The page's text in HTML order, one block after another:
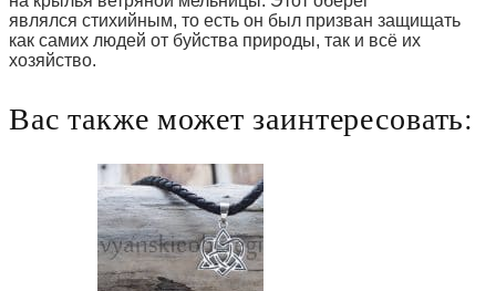
являлся стихийным, то есть он был призван защищать
как самих людей от буйства природы, так и всё их
хозяйство.
Вас также может заинтересовать: